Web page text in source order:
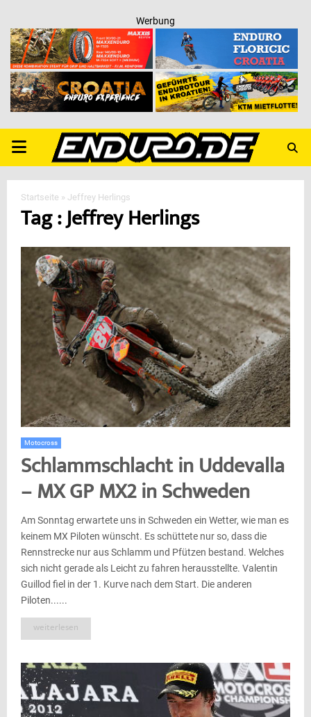
Werbung
PRIMARY
MENU
Startseite » Jeffrey Herlings
Tag : Jeffrey Herlings
Motocross
Schlammschlacht in Uddevalla
– MX GP MX2 in Schweden
Am Sonntag erwartete uns in Schweden ein Wetter, wie man es
keinem MX Piloten wünscht. Es schüttete nur so, dass die
Rennstrecke nur aus Schlamm und Pfützen bestand. Welches
sich nicht gerade als Leicht zu fahren herausstellte. Valentin
Guillod fiel in der 1. Kurve nach dem Start. Die anderen
Piloten......
weiterlesen